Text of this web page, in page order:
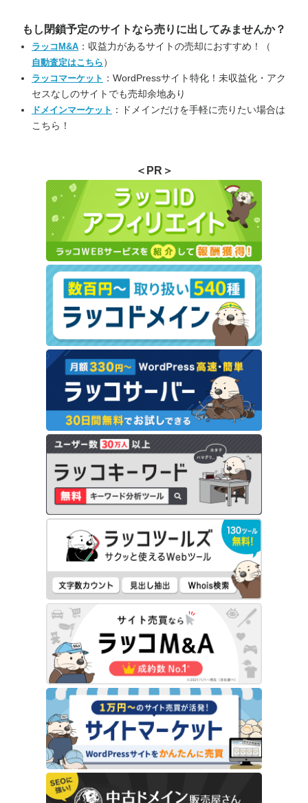
もし閉鎖予定のサイトなら売りに出してみませんか？
ラッコM&A ：収益力があるサイトの売却におすすめ！（
自動査定はこちら ）
ラッコマーケット ：WordPressサイト特化！未収益化・アク
セスなしのサイトでも売却余地あり
ドメインマーケット ：ドメインだけを手軽に売りたい場合は
こちら！
＜PR＞